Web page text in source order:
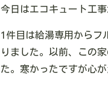
今日はエコキュート工事
1件目は給湯専用からフ
りました。以前、この
た。寒かったですが心が